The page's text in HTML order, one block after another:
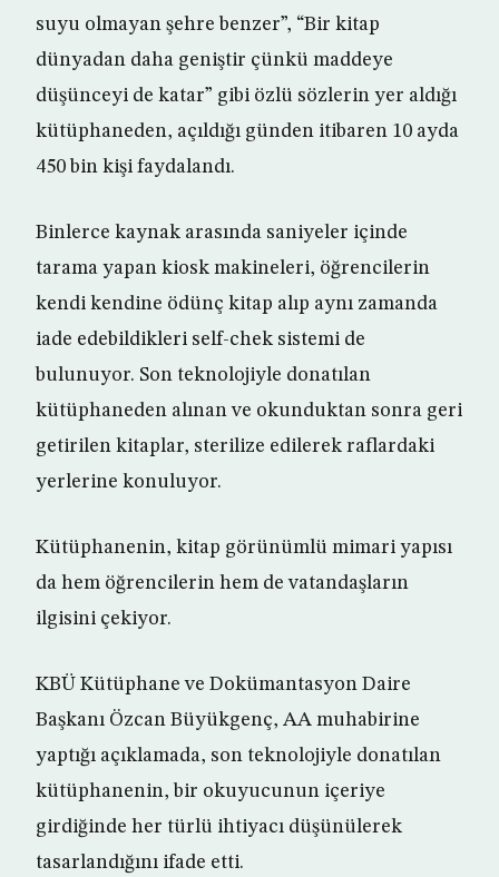
suyu olmayan şehre benzer”, “Bir kitap
dünyadan daha geniştir çünkü maddeye
düşünceyi de katar” gibi özlü sözlerin yer aldığı
kütüphaneden, açıldığı günden itibaren 10 ayda
450 bin kişi faydalandı.
Binlerce kaynak arasında saniyeler içinde
tarama yapan kiosk makineleri, öğrencilerin
kendi kendine ödünç kitap alıp aynı zamanda
iade edebildikleri self-chek sistemi de
bulunuyor. Son teknolojiyle donatılan
kütüphaneden alınan ve okunduktan sonra geri
getirilen kitaplar, sterilize edilerek raflardaki
yerlerine konuluyor.
Kütüphanenin, kitap görünümlü mimari yapısı
da hem öğrencilerin hem de vatandaşların
ilgisini çekiyor.
KBÜ Kütüphane ve Dokümantasyon Daire
Başkanı Özcan Büyükgenç, AA muhabirine
yaptığı açıklamada, son teknolojiyle donatılan
kütüphanenin, bir okuyucunun içeriye
girdiğinde her türlü ihtiyacı düşünülerek
tasarlandığını ifade etti.